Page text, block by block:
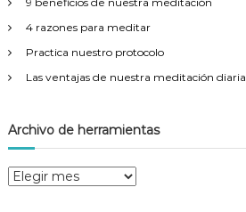
4 razones para meditar
Practica nuestro protocolo
Las ventajas de nuestra meditación diaria
Archivo de herramientas
A